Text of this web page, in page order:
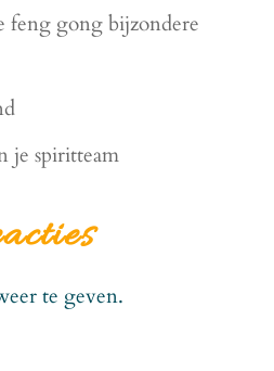
feng gong bijzondere
je spiritteam
te geven.